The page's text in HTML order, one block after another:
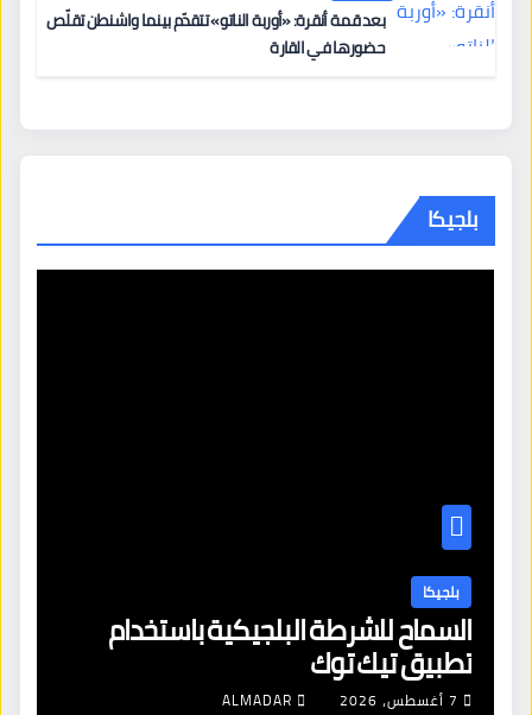
بعد قمة أنقرة: «أوربة الناتو» تتقدّم بينما واشنطن تقلّص
حضورها في القارة
بلجيكا
بلجيكا
السماح للشرطة البلجيكية باستخدام
تطبيق تيك توك
7 أغسطس، 2026 ALMADAR